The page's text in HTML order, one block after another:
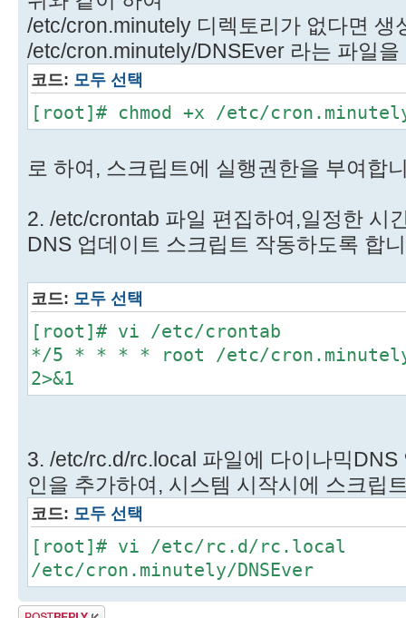
/etc/cron.minutely 디렉토리가 없다면 생
/etc/cron.minutely/DNSEver 라는 파일
코드: 모두 선택
[root]# chmod +x /etc/
로 하여, 스크립트에 실행권한을 부여합
2. /etc/crontab 파일 편집하여,일정한 시
DNS 업데이트 스크립트 작동하도록 합
코드: 모두 선택
[root]# vi /etc/crontab
*/5 * * * * root /etc/
2>&1
3. /etc/rc.d/rc.local 파일에 다이나믹
인을 추가하여, 시스템 시작시에 스크립
코드: 모두 선택
[root]# vi /etc/rc.d/rc.local
/etc/cron.minutely/DNSEver
답변 게시글